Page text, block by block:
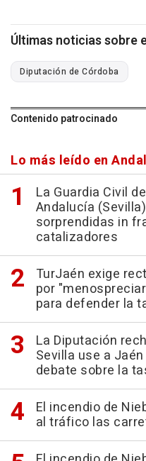
Últimas noticias sobre
Diputación de Córdoba
Contenido patrocinado
Lo más leído en
La Guardia Civil
Andalucía
sorprendidas in
catalizadores
TurJaén exige
por
para defender la
La Diputación
Sevilla use a
debate sobre la
El incendio de
al tráfico las